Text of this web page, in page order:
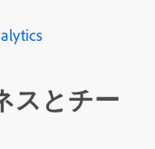
スとチー